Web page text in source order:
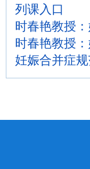
列课入口
时春艳教授
时春艳教授
妊娠合并症